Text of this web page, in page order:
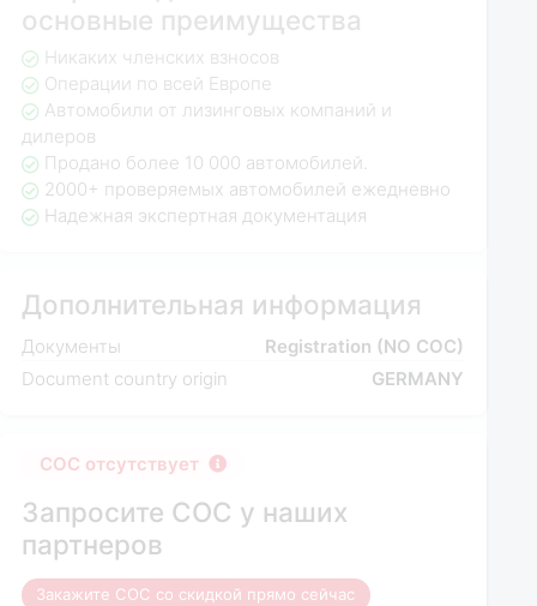
основные преимущества
Никаких членских взносов
Операции по всей Европе
Автомобили от лизинговых компаний и
дилеров
Продано более 10 000 автомобилей.
2000+ проверяемых автомобилей ежедневно
Надежная экспертная документация
Дополнительная информация
Документы
Registration (NO COC)
Document country origin
GERMANY
COC отсутствует
Запросите COC у наших
партнеров
Закажите COC со скидкой прямо сейчас